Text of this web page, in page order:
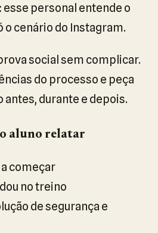
personal entende o
o cenário do Instagram.
social sem complicar.
do processo e peça
antes, durante e depois.
aluno relatar
começar
no treino
de segurança e